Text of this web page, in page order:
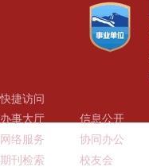
快捷访问
办事大厅
信息公开
网络服务
协同办公
期刊检索
校友会